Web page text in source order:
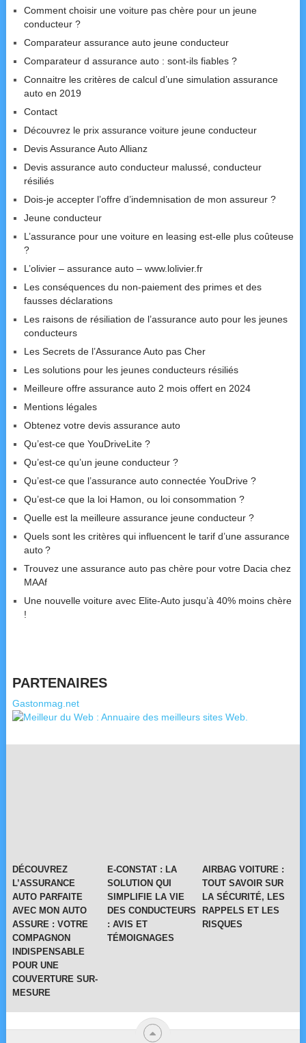
Comment choisir une voiture pas chère pour un jeune
conducteur ?
Comparateur assurance auto jeune conducteur
Comparateur d assurance auto : sont-ils fiables ?
Connaitre les critères de calcul d’une simulation assurance
auto en 2019
Contact
Découvrez le prix assurance voiture jeune conducteur
Devis Assurance Auto Allianz
Devis assurance auto conducteur malussé, conducteur
résiliés
Dois-je accepter l’offre d’indemnisation de mon assureur ?
Jeune conducteur
L’assurance pour une voiture en leasing est-elle plus coûteuse
?
L’olivier – assurance auto – www.lolivier.fr
Les conséquences du non-paiement des primes et des
fausses déclarations
Les raisons de résiliation de l’assurance auto pour les jeunes
conducteurs
Les Secrets de l’Assurance Auto pas Cher
Les solutions pour les jeunes conducteurs résiliés
Meilleure offre assurance auto 2 mois offert en 2024
Mentions légales
Obtenez votre devis assurance auto
Qu’est-ce que YouDriveLite ?
Qu’est-ce qu’un jeune conducteur ?
Qu’est-ce que l’assurance auto connectée YouDrive ?
Qu’est-ce que la loi Hamon, ou loi consommation ?
Quelle est la meilleure assurance jeune conducteur ?
Quels sont les critères qui influencent le tarif d’une assurance
auto ?
Trouvez une assurance auto pas chère pour votre Dacia chez
MAAf
Une nouvelle voiture avec Elite-Auto jusqu’à 40% moins chère
!
PARTENAIRES
Gastonmag.net
DÉCOUVREZ
L’ASSURANCE
AUTO PARFAITE
AVEC MON AUTO
ASSURE : VOTRE
COMPAGNON
INDISPENSABLE
POUR UNE
COUVERTURE SUR-
MESURE
E-CONSTAT : LA
SOLUTION QUI
SIMPLIFIE LA VIE
DES CONDUCTEURS
: AVIS ET
TÉMOIGNAGES
AIRBAG VOITURE :
TOUT SAVOIR SUR
LA SÉCURITÉ, LES
RAPPELS ET LES
RISQUES